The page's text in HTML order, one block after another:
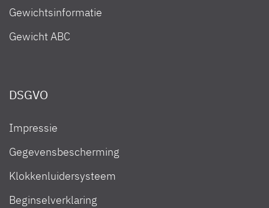
Gewichtsinformatie
Gewicht ABC
DSGVO
Impressie
Gegevensbescherming
Klokkenluidersysteem
Beginselverklaring